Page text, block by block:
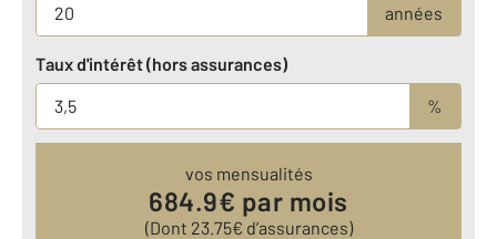
années
Taux d'intérêt (hors assurances)
%
vos mensualités
684.9€ par mois
(Dont 23.75€ d’assurances)